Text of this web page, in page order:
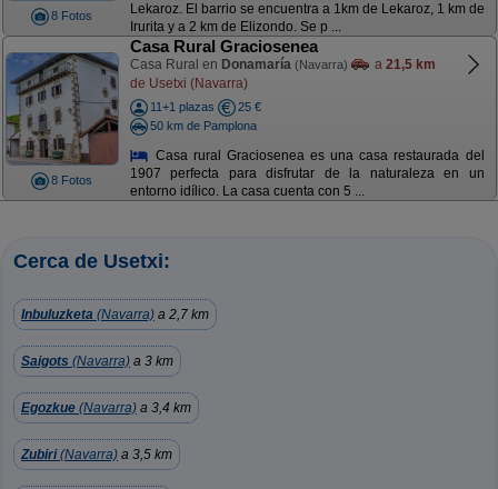
8 Fotos
Lekaroz. El barrio se encuentra a 1km de Lekaroz, 1 km de
Irurita y a 2 km de Elizondo. Se p ...
8 Fotos
Casa Rural Graciosenea
Casa Rural en Donamaría (Navarra) a 21,5 km
de Usetxi (Navarra)
11+1 plazas
25 €
50 km de Pamplona
Casa rural Graciosenea es una casa restaurada del
1907 perfecta para disfrutar de la naturaleza en un
entorno idílico. La casa cuenta con 5 ...
Cerca de Usetxi:
Inbuluzketa (Navarra) a 2,7 km
Saigots (Navarra) a 3 km
Egozkue (Navarra) a 3,4 km
Zubiri(Navarra) a 3,5 km